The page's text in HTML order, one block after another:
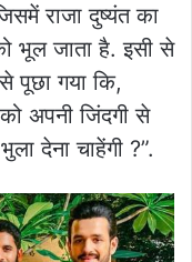
राजा दुष्यंत का
भूल जाता है. इसी से
पूछा गया कि,
अपनी जिंदगी से
देना चाहेंगी ?”.